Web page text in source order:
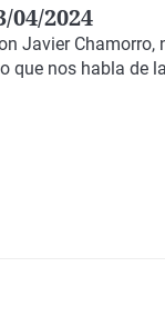
04/2024
Javier Chamorro,
que nos habla de